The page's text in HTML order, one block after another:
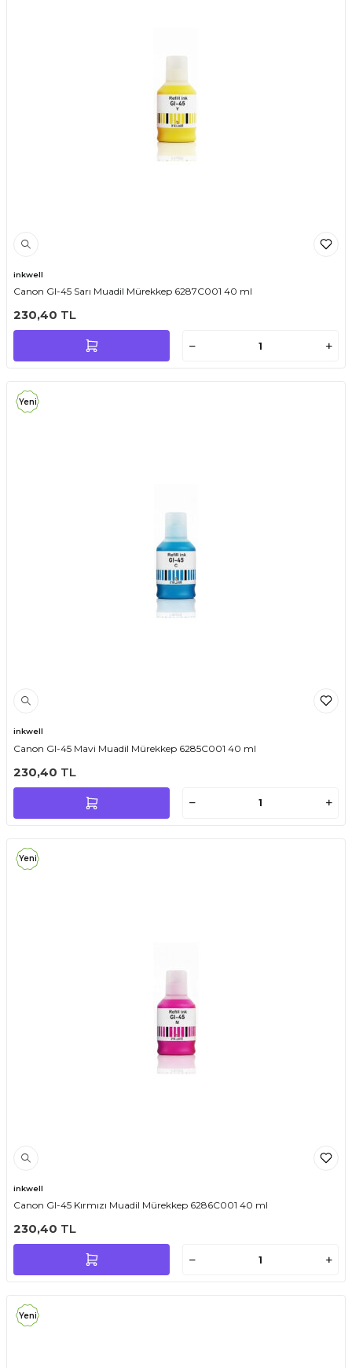
inkwell
Canon GI-45 Sarı Muadil Mürekkep 6287C001 40 ml
230,40 TL
Yeni
inkwell
Canon GI-45 Mavi Muadil Mürekkep 6285C001 40 ml
230,40 TL
Yeni
inkwell
Canon GI-45 Kırmızı Muadil Mürekkep 6286C001 40 ml
230,40 TL
Yeni